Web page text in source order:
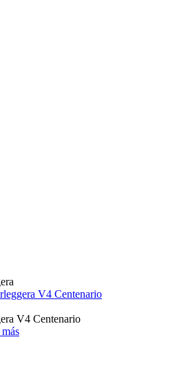
V4 Centenario
V4 Centenario